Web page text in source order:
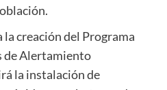
creación del Programa
de Alertamiento
la instalación de